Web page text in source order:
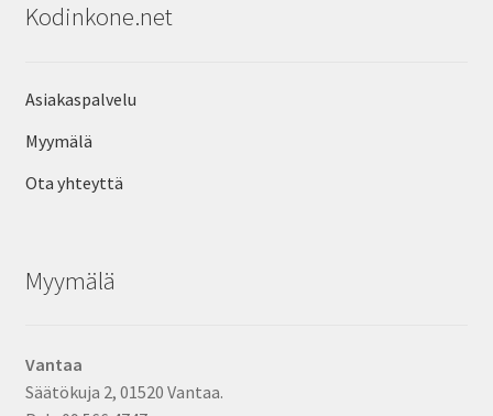
Kodinkone.net
Asiakaspalvelu
Myymälä
Ota yhteyttä
Myymälä
Vantaa
Säätökuja 2, 01520 Vantaa.